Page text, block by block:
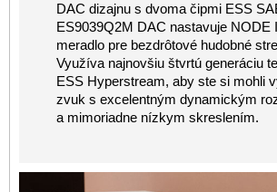
DAC dizajnu s dvoma čipmi ESS
ES9039Q2M DAC nastavuje NODE
meradlo pre bezdrôtové hudobné
Využíva najnovšiu štvrtú generáciu
ESS Hyperstream, aby ste si mohli
zvuk s excelentným dynamickým
a mimoriadne nízkym skreslením.